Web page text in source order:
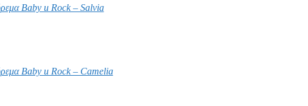
Baby u Rock – Salvia
Baby u Rock – Camelia